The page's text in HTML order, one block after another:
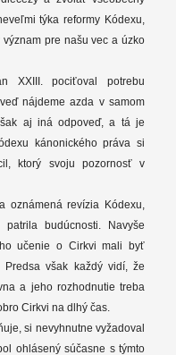
týka reformy Kódexu,
pre našu vec a úzko
XXIII. pociťoval potrebu
nájdeme azda v samom
aj iná odpoveď, a tá je
kánonického práva si
ktorý svoju pozornosť v
revízia Kódexu,
budúcnosti. Navyše
učenie o Cirkvi mali byť
však každý vidí, že
a jeho rozhodnutie treba
Cirkvi na dlhý čas.
si nevyhnutne vyžadoval
ohlásený súčasne s týmto